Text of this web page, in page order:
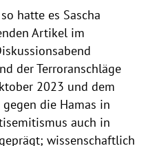
hatte es Sascha
Artikel im
der Terroranschläge
2023 und dem
die Hamas in
auch in
wissenschaftlich